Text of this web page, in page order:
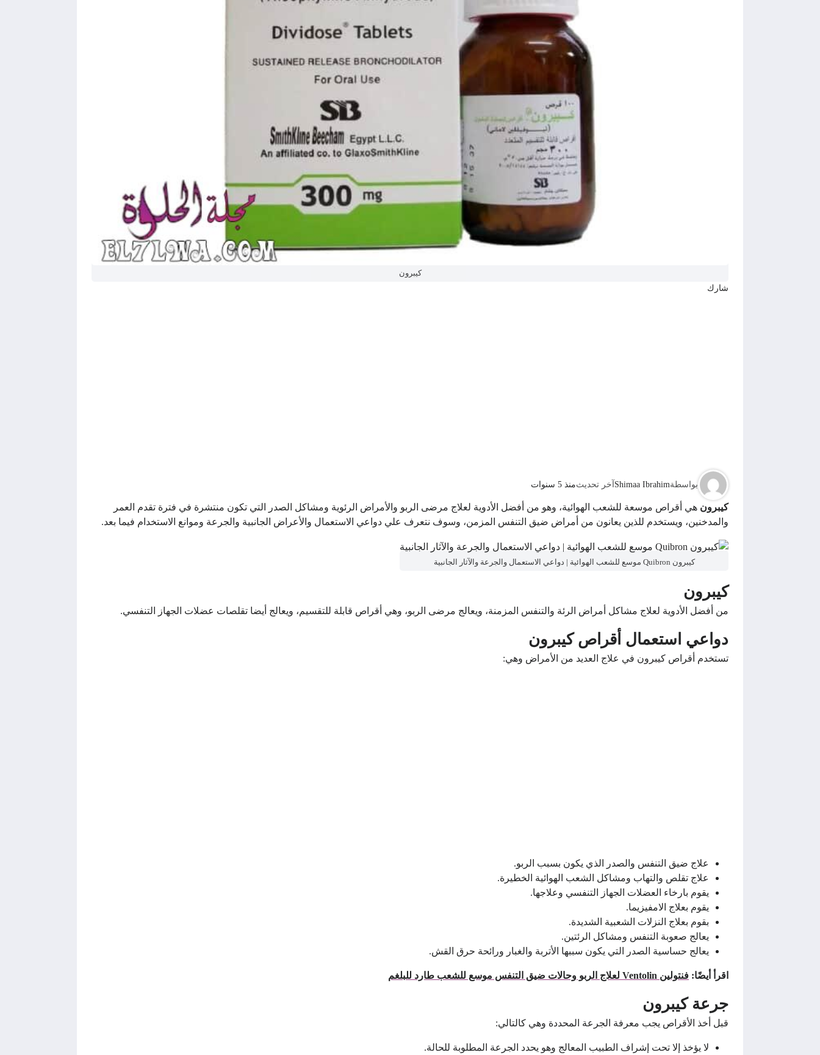
كيبرون
شارك
بواسطةShimaa Ibrahimآخر تحديثمنذ 5 سنوات
كيبرون هي أقراص موسعة للشعب الهوائية، وهو من أفضل الأدوية لعلاج مرضى الربو والأمراض الرئوية ومشاكل الصدر التي تكون منتشرة في فترة تقدم العمر
والمدخنين، ويستخدم للذين يعانون من أمراض ضيق التنفس المزمن، وسوف نتعرف علي دواعي الاستعمال والأعراض الجانبية والجرعة وموانع الاستخدام فيما بعد.
كيبرون Quibron موسع للشعب الهوائية | دواعي الاستعمال والجرعة والآثار الجانبية
كيبرون
من أفضل الأدوية لعلاج مشاكل أمراض الرئة والتنفس المزمنة، ويعالج مرضى الربو، وهي أقراص قابلة للتقسيم، ويعالج أيضا تقلصات عضلات الجهاز التنفسي.
دواعي استعمال أقراص كيبرون
تستخدم أقراص كيبرون في علاج العديد من الأمراض وهي:
علاج ضيق التنفس والصدر الذي يكون بسبب الربو.
علاج تقلص والتهاب ومشاكل الشعب الهوائية الخطيرة.
يقوم بارخاء العضلات الجهاز التنفسي وعلاجها.
يقوم بعلاج الامفيزيما.
بقوم بعلاج النزلات الشعبية الشديدة.
يعالج صعوبة التنفس ومشاكل الرئتين.
يعالج حساسية الصدر التي يكون سببها الأتربة والغبار ورائحة حرق القش.
اقرأ أيضًا: فنتولين Ventolin لعلاج الربو وحالات ضيق التنفس موسع للشعب طارد للبلغم
جرعة كيبرون
قبل أخذ الأقراص يجب معرفة الجرعة المحددة وهي كالتالي:
لا يؤخذ إلا تحت إشراف الطبيب المعالج وهو يحدد الجرعة المطلوبة للحالة.